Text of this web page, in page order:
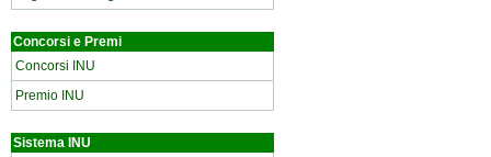
Concorsi e Premi
Concorsi INU
Premio INU
Sistema INU